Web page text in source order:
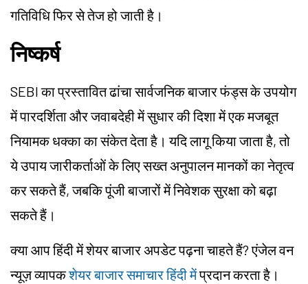
गतिविधि फिर से तेज हो जाती है।
निष्कर्ष
SEBI का प्रस्तावित ढांचा सार्वजनिक बाजार फंड्स के उपयोग
में पारदर्शिता और जवाबदेही में सुधार की दिशा में एक मजबूत
नियामक धक्का का संकेत देता है। यदि लागू किया जाता है, तो
ये उपाय जारीकर्ताओं के लिए सख्त अनुपालन मानकों का नेतृत्व
कर सकते हैं, जबकि पूंजी बाजारों में निवेशक सुरक्षा को बढ़ा
सकते हैं।
क्या आप हिंदी में शेयर बाजार अपडेट पढ़ना चाहते हैं? एंजेल वन
न्यूज़ व्यापकशेयर बाजार समाचार हिंदी मेंप्रदान करता है।